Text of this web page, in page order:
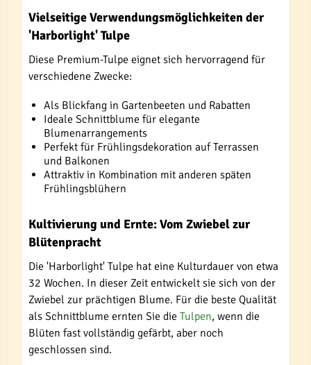
Vielseitige Verwendungsmöglichkeiten der
'Harborlight' Tulpe
Diese Premium-Tulpe eignet sich hervorragend für
verschiedene Zwecke:
Als Blickfang in Gartenbeeten und Rabatten
Ideale Schnittblume für elegante
Blumenarrangements
Perfekt für Frühlingsdekoration auf Terrassen
und Balkonen
Attraktiv in Kombination mit anderen späten
Frühlingsblühern
Kultivierung und Ernte: Vom Zwiebel zur
Blütenpracht
Die 'Harborlight' Tulpe hat eine Kulturdauer von etwa
32 Wochen. In dieser Zeit entwickelt sie sich von der
Zwiebel zur prächtigen Blume. Für die beste Qualität
als Schnittblume ernten Sie die Tulpen, wenn die
Blüten fast vollständig gefärbt, aber noch
geschlossen sind.